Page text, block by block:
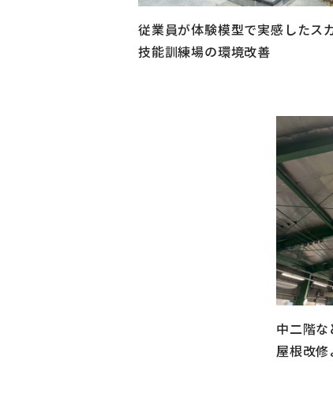
従業員が体験模型で実感したス
技能訓練場の環境改善
中二階な
屋根改